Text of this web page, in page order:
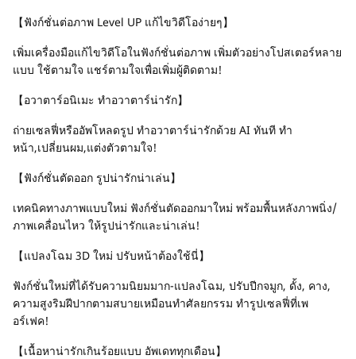
【ฟังก์ชั่นต่อภาพ Level UP แก้ไขวิดีโอง่ายๆ】
เพิ่มเครื่องมือแก้ไขวิดีโอในฟังก์ชั่นต่อภาพ เพิ่มตัวอย่างโปสเตอร์หลาย
แบบ ใช้ตามใจ แชร์ตามใจเพื่อเพิ่มผู้ติดตาม!
【อวาตาร์อนิเมะ ทำอวาตาร์น่ารัก】
ถ่ายเซลฟี่หรืออัพโหลดรูป ทำอวาตาร์น่ารักด้วย AI ทันที ทำ
หน้า,เปลี่ยนผม,แต่งตัวตามใจ!
【ฟังก์ชั่นตัดออก รูปน่ารักน่าเล่น】
เทคนิคทางภาพแบบใหม่ ฟังก์ชั่นตัดออกมาใหม่ พร้อมพื้นหลังภาพนิ่ง/
ภาพเคลื่อนไหว ให้รูปน่ารักและน่าเล่น!
【แปลงโฉม 3D ใหม่ ปรับหน้าต้องใช้นี่】
ฟังก์ชั่นใหม่ที่ได้รับความนิยมมาก-แปลงโฉม, ปรับปีกจมูก, ดั้ง, คาง,
ความสูงริมฝีปากตามสบายเหมือนทำศัลยกรรม ทำรูปเซลฟี่ที่เพ
อร์เฟค!
【เนื้อหาน่ารักเกินร้อยแบบ อัพเดททุกเดือน】